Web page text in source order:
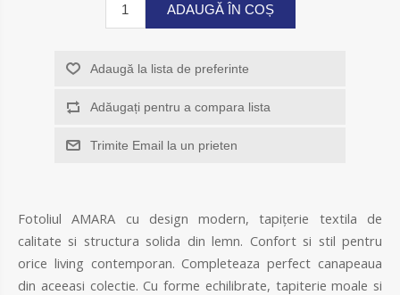
ADAUGĂ ÎN COȘ
Adaugă la lista de preferinte
Adăugați pentru a compara lista
Trimite Email la un prieten
Fotoliul AMARA cu design modern, tapițerie textila de
calitate si structura solida din lemn. Confort si stil pentru
orice living contemporan. Completeaza perfect canapeaua
din aceeasi colectie. Cu forme echilibrate, tapiterie moale si